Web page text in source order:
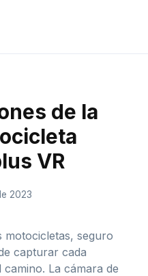
de la
VR
2023
motocicletas, seguro
capturar cada
La cámara de